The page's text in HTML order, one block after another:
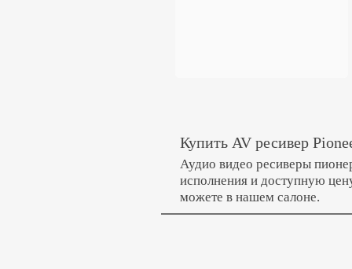
Купить AV ресивер
Аудио видео ресиверы
исполнения и доступную
можете в нашем салоне.